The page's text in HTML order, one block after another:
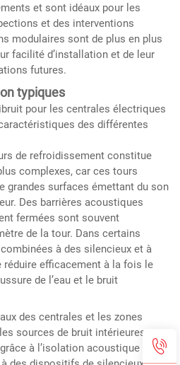
et sont idéaux pour les
et des interventions
modulaires sont de plus en plus
facilité d’installation et de leur
futures.
typiques
pour les centrales électriques
des différentes
de refroidissement constitue
complexes, car ces tours
grandes surfaces émettant du son
Des barrières acoustiques
fermées sont souvent
de la tour. Dans certains
à des silencieux et à
réduire efficacement à la fois le
de l’eau et le bruit
des centrales et les zones
sources de bruit intérieures sont
à l’isolation acoustique des